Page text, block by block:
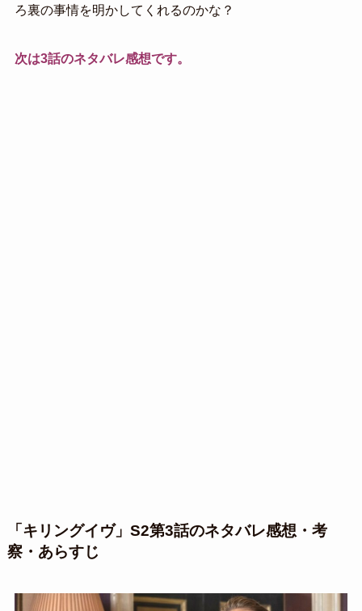
ろ裏の事情を明かしてくれるのかな？
次は3話のネタバレ感想です。
「キリングイヴ」S2第3話のネタバレ感想・考
察・あらすじ